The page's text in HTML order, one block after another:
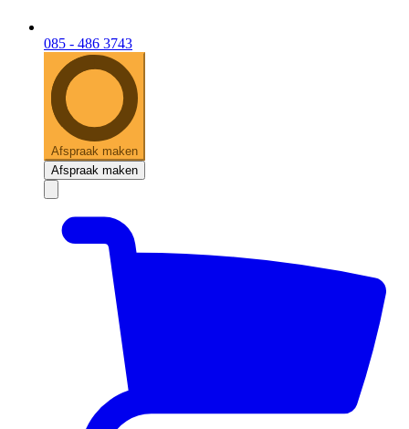
085 - 486 3743
Afspraak maken
Afspraak maken